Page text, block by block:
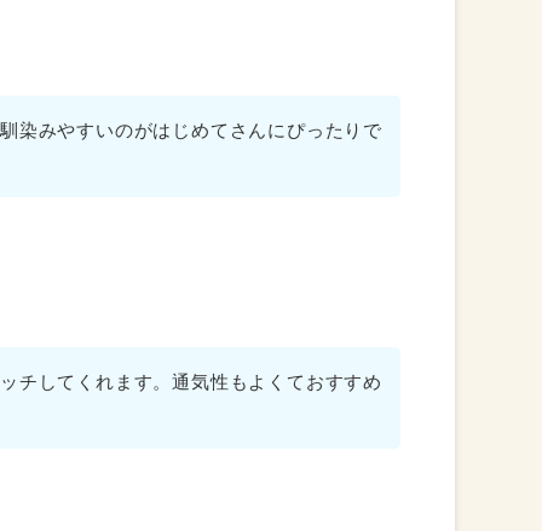
染みやすいのがはじめてさんにぴったりで
チしてくれます。通気性もよくておすすめ